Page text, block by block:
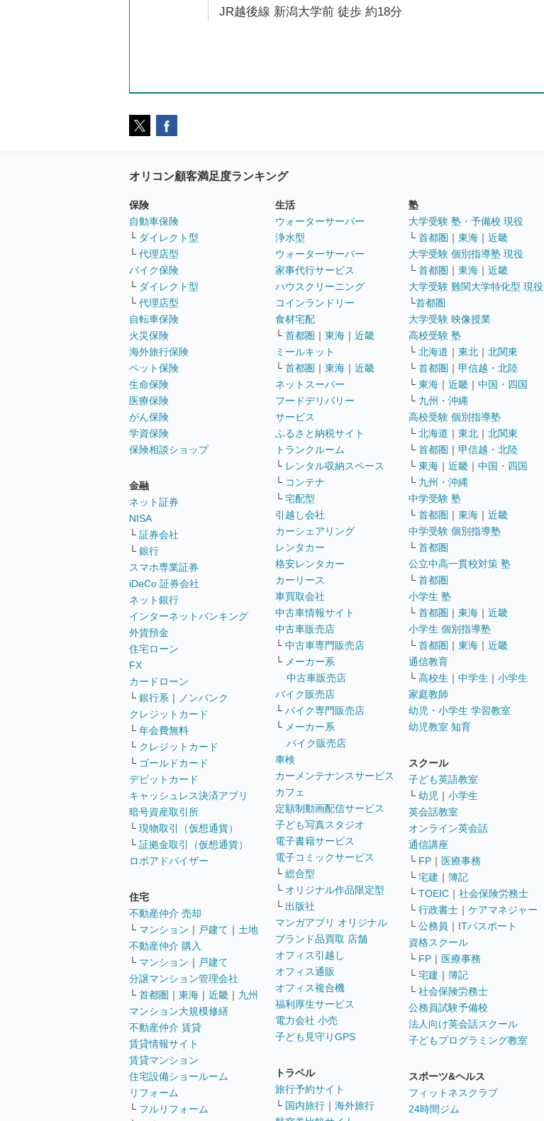
JR越後線 新潟大学前 徒歩 約18分
オリコン顧客満足度ランキング
保険
自動車保険
└ ダイレクト型
└ 代理店型
バイク保険
└ ダイレクト型
└ 代理店型
自転車保険
火災保険
海外旅行保険
ペット保険
生命保険
医療保険
がん保険
学資保険
保険相談ショップ
金融
ネット証券
NISA
└ 証券会社
└ 銀行
スマホ専業証券
iDeCo 証券会社
ネット銀行
インターネットバンキング
外貨預金
住宅ローン
FX
カードローン
└ 銀行系 ｜
ノンバンク
クレジットカード
└ 年会費無料
└ クレジットカード
└ ゴールドカード
デビットカード
キャッシュレス決済アプリ
暗号資産取引所
└ 現物取引（仮想通貨）
└ 証拠金取引（仮想通貨）
ロボアドバイザー
住宅
不動産仲介 売却
└ マンション ｜ 戸建て ｜ 土地
不動産仲介 購入
└ マンション ｜ 戸建て
分譲マンション管理会社
└ 首都圏 ｜ 東海 ｜ 近畿 ｜ 九州
マンション大規模修繕
不動産仲介 賃貸
賃貸情報サイト
賃貸マンション
住宅設備ショールーム
リフォーム
└ フルリフォーム
生活
ウォーターサーバー
浄水型
ウォーターサーバー
家事代行サービス
ハウスクリーニング
コインランドリー
食材宅配
└ 首都圏 ｜ 東海 ｜ 近畿
ミールキット
└ 首都圏 ｜ 東海 ｜ 近畿
ネットスーパー
フードデリバリー
サービス
ふるさと納税サイト
トランクルーム
└ レンタル収納スペース
└ コンテナ
└ 宅配型
引越し会社
カーシェアリング
レンタカー
格安レンタカー
カーリース
車買取会社
中古車情報サイト
中古車販売店
└ 中古車専門販売店
└ メーカー系
中古車販売店
バイク販売店
└ バイク専門販売店
└ メーカー系
バイク販売店
車検
カーメンテナンスサービス
カフェ
定額制動画配信サービス
子ども写真スタジオ
電子書籍サービス
電子コミックサービス
└ 総合型
└ オリジナル作品限定型
└ 出版社
マンガアプリ オリジナル
ブランド品買取 店舗
オフィス引越し
オフィス通販
オフィス複合機
福利厚生サービス
電力会社 小売
子ども見守りGPS
トラベル
旅行予約サイト
└ 国内旅行 ｜ 海外旅行
塾
大学受験 塾・予備校 現役
└ 首都圏 ｜ 東海 ｜ 近畿
大学受験 個別指導塾 現役
└ 首都圏 ｜ 東海 ｜ 近畿
大学受験 難関大学特化型 現役
└首都圏
大学受験 映像授業
高校受験 塾
└ 北海道 ｜ 東北 ｜ 北関東
└ 首都圏 ｜ 甲信越・北陸
└ 東海 ｜ 近畿 ｜ 中国・四国
└ 九州・沖縄
高校受験 個別指導塾
└ 北海道 ｜ 東北 ｜ 北関東
└ 首都圏 ｜ 甲信越・北陸
└ 東海 ｜ 近畿 ｜ 中国・四国
└ 九州・沖縄
中学受験 塾
└ 首都圏 ｜ 東海 ｜ 近畿
中学受験 個別指導塾
└ 首都圏
公立中高一貫校対策 塾
└ 首都圏
小学生 塾
└ 首都圏 ｜ 東海 ｜ 近畿
小学生 個別指導塾
└ 首都圏 ｜ 東海 ｜ 近畿
通信教育
└ 高校生 ｜ 中学生 ｜ 小学生
家庭教師
幼児・小学生 学習教室
幼児教室 知育
スクール
子ども英語教室
└ 幼児 ｜ 小学生
英会話教室
オンライン英会話
通信講座
└ FP ｜ 医療事務
└ 宅建 ｜ 簿記
└ TOEIC ｜ 社会保険労務士
└ 行政書士 ｜ ケアマネジャー
└ 公務員 ｜ ITパスポート
資格スクール
└ FP ｜ 医療事務
└ 宅建 ｜ 簿記
└ 社会保険労務士
公務員試験予備校
法人向け英会話スクール
子どもプログラミング教室
スポーツ&ヘルス
フィットネスクラブ
24時間ジム